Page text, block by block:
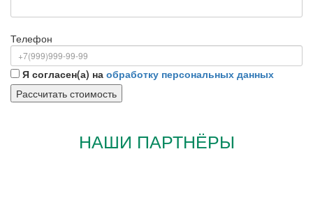
Телефон
Я согласен(а) на обработку персональных данных
НАШИ ПАРТНЁРЫ